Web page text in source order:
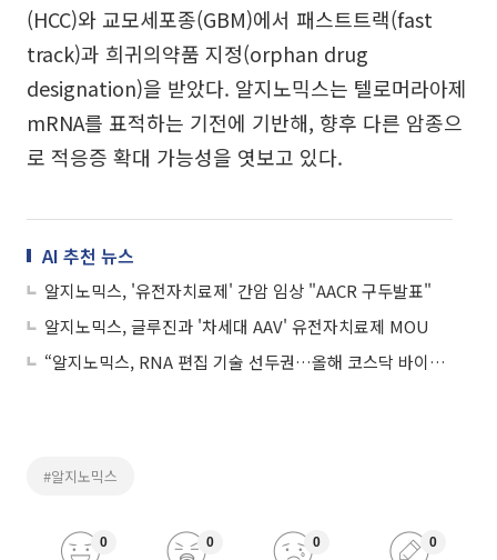
(HCC)와 교모세포종(GBM)에서 패스트트랙(fast
track)과 희귀의약품 지정(orphan drug
designation)을 받았다. 알지노믹스는 텔로머라아제
mRNA를 표적하는 기전에 기반해, 향후 다른 암종으
로 적응증 확대 가능성을 엿보고 있다.
AI 추천 뉴스
알지노믹스, '유전자치료제' 간암 임상 "AACR 구두발표"
알지노믹스, 글루진과 '차세대 AAV' 유전자치료제 MOU
“알지노믹스, RNA 편집 기술 선두권…올해 코스닥 바이오 톱픽”
#알지노믹스
0 0 0 0